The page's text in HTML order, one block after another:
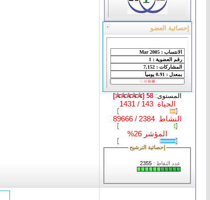
إحصائية العضو
المستوى: 58 [
]
الحياة 143 / 1431
النشاط 2384 / 89666
المؤشر 26%
إحصائية الترشيح
عدد النقاط :2355